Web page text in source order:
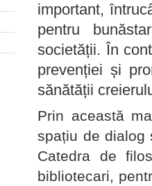
important,
pentru
societății. În
prevenției și
sănătății
Prin această
spațiu de dialog
Catedra de
bibliotecari,